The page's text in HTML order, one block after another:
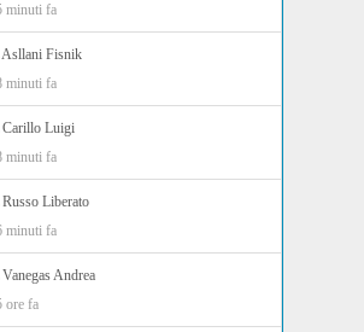
minuti fa
Asllani Fisnik
minuti fa
Carillo Luigi
minuti fa
Russo Liberato
minuti fa
Vanegas Andrea
ore fa